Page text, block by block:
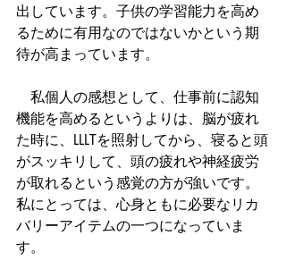
出しています。子供の学習能力を高め
るために有用なのではないかという期
待が高まっています。
私個人の感想として、仕事前に認知
機能を高めるというよりは、脳が疲れ
た時に、LLLTを照射してから、寝ると頭
がスッキリして、頭の疲れや神経疲労
が取れるという感覚の方が強いです。
私にとっては、心身ともに必要なリカ
バリーアイテムの一つになっていま
す。